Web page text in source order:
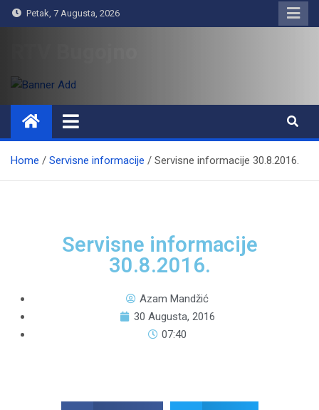
Petak, 7 Augusta, 2026
Home Servisne informacije Servisne informacije 30.8.2016.
Servisne informacije
30.8.2016.
Azam Mandžić
30 Augusta, 2016
07:40